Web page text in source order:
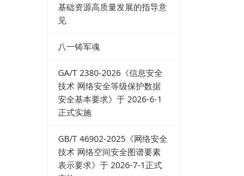
基础资源高质量发展的指导意
见
八一铸军魂
GA/T 2380-2026《信息安全
技术 网络安全等级保护数据
安全基本要求》于 2026-6-1
正式实施
GB/T 46902-2025《网络安全
技术 网络空间安全图谱要素
表示要求》于 2026-7-1正式